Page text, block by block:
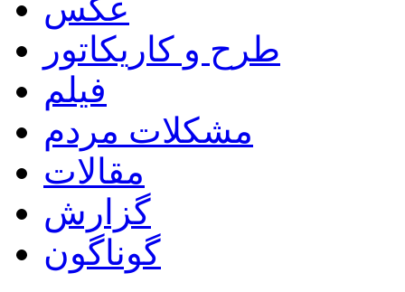
عکس
طرح و کاریکاتور
فیلم
مشکلات مردم
مقالات
گزارش
گوناگون